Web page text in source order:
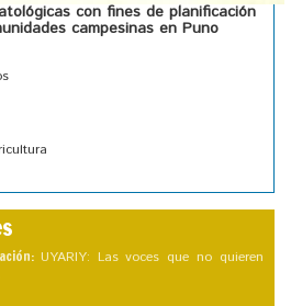
con fines de planificación
campesinas en Puno
UYARIY: Las voces que no quieren